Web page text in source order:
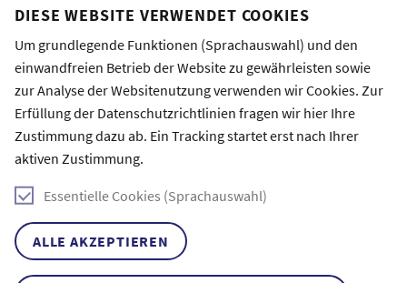
DIESE WEBSITE VERWENDET COOKIES
Um grundlegende Funktionen (Sprachauswahl) und den
einwandfreien Betrieb der Website zu gewährleisten sowie
zur Analyse der Websitenutzung verwenden wir Cookies. Zur
Erfüllung der Datenschutzrichtlinien fragen wir hier Ihre
Zustimmung dazu ab. Ein Tracking startet erst nach Ihrer
aktiven Zustimmung.
Essentielle Cookies (Sprachauswahl)
ALLE AKZEPTIEREN
30. Oktober 2026
START.UP: ZEIT- UND SELBSTMANAGEMENT
KRITERIEN FÜR DIE FÖRDERUNG
künstlerische Exzellenz
ein abgeschlossenes künstlerisches
Hochschulstudium
Qualität der Bewerbungsunterlagen
überzeugendes Interesse für eine Teilnahme am